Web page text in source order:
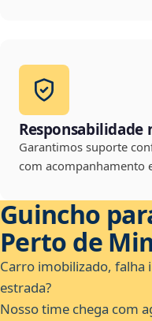
Responsabilidade
Garantimos suporte
com acompanhamento
Guincho
Perto de
Carro imobilizado, falha
estrada?
Nosso time chega com